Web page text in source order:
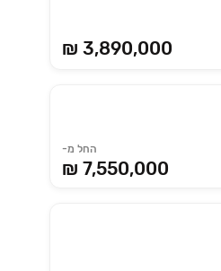
₪ 3,890,000
החל מ-
7,550,000 ₪